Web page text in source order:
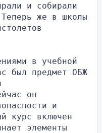
и собирали
же в школы
в учебной
был предмет ОБЖ
он
и
курс включен
элементы